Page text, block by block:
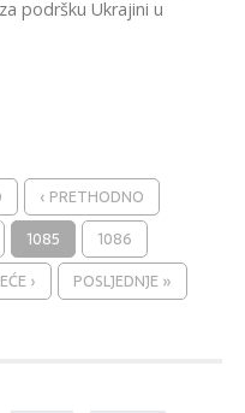
podršku Ukrajini u
‹ PRETHODNO
1085
1086
› POSLJEDNJE »